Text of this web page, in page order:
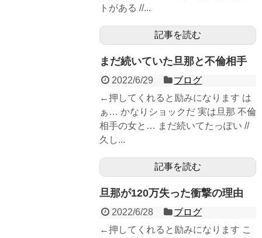
トがある //...
記事を読む
まだ続いていた旦那と不倫相手
2022/6/29
ブログ
←押してくれると励みになります は
ぁ… かなりショックだ 実は旦那 不倫
相手の女と… まだ続いてたっぽい //
久し...
記事を読む
旦那が120万失った衝撃の理由
2022/6/28
ブログ
←押してくれると励みになります こ